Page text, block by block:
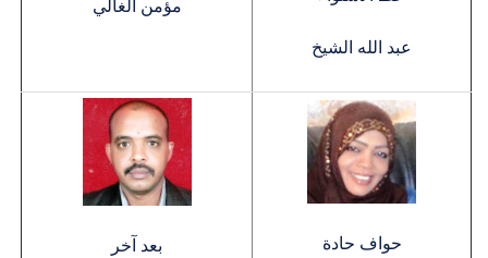
عبد الله الشيخ
مؤمن الغالي
حواف حادة بعد آخر